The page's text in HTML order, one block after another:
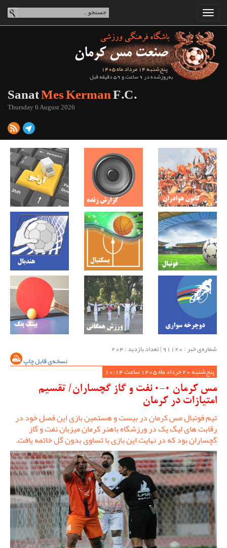
پنج‌شنبه 14 مرداد ماه 1405
به‌روزشده در 9 ساعت و 59 دقیقه قبل
SanatMes KermanF.C.
Thursday 6 August 2026
شماره‌ی خبر : ‌91120 | تعداد بازدید : 204
نسخه‌ی قابل چاپ
پنج‌شنبه 20 خرداد ماه 1405 ساعت 10:14
مس کرمان 0-0 نفت و گاز گچساران/ تقسیم
امتیازات در کرمان
تیم فوتبال مس کرمان در بیست و هستمین بازی این فصل خود در
رقابت های لیگ یک در ورزشگاه باهنر کرمان میزبان نفت و گاز
گچساران بود که در نهایت این بازی با تساوی بدون گل خاتمه یافت.